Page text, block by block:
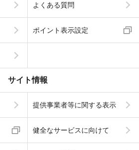
よくある質問
ポイント表示設定
サイト情報
提供事業者等に関する表示
健全なサービスに向けて